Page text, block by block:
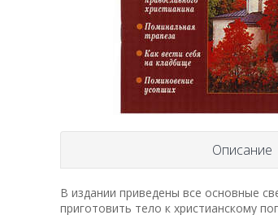
Описание
В издании приведены все основные
приготовить тело к христианскому